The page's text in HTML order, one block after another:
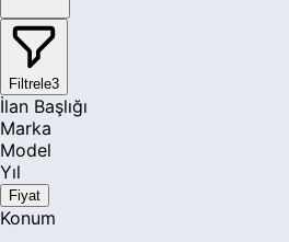
Filtrele3
İlan Başlığı
Marka
Model
Yıl
Fiyat
Konum